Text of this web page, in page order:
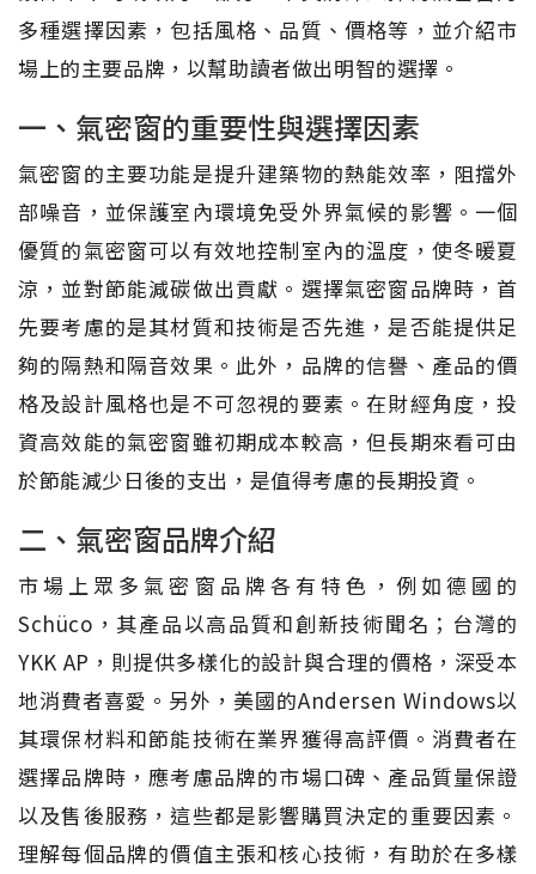
多種選擇因素，包括風格、品質、價格等，並介紹市
場上的主要品牌，以幫助讀者做出明智的選擇。
一、氣密窗的重要性與選擇因素
氣密窗的主要功能是提升建築物的熱能效率，阻擋外
部噪音，並保護室內環境免受外界氣候的影響。一個
優質的氣密窗可以有效地控制室內的溫度，使冬暖夏
涼，並對節能減碳做出貢獻。選擇氣密窗品牌時，首
先要考慮的是其材質和技術是否先進，是否能提供足
夠的隔熱和隔音效果。此外，品牌的信譽、產品的價
格及設計風格也是不可忽視的要素。在財經角度，投
資高效能的氣密窗雖初期成本較高，但長期來看可由
於節能減少日後的支出，是值得考慮的長期投資。
二、氣密窗品牌介紹
市場上眾多氣密窗品牌各有特色，例如德國的
Schüco，其產品以高品質和創新技術聞名；台灣的
YKK AP，則提供多樣化的設計與合理的價格，深受本
地消費者喜愛。另外，美國的Andersen Windows以
其環保材料和節能技術在業界獲得高評價。消費者在
選擇品牌時，應考慮品牌的市場口碑、產品質量保證
以及售後服務，這些都是影響購買決定的重要因素。
理解每個品牌的價值主張和核心技術，有助於在多樣